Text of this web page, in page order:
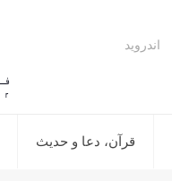
قرآن، دعا و حدیث
اندروید